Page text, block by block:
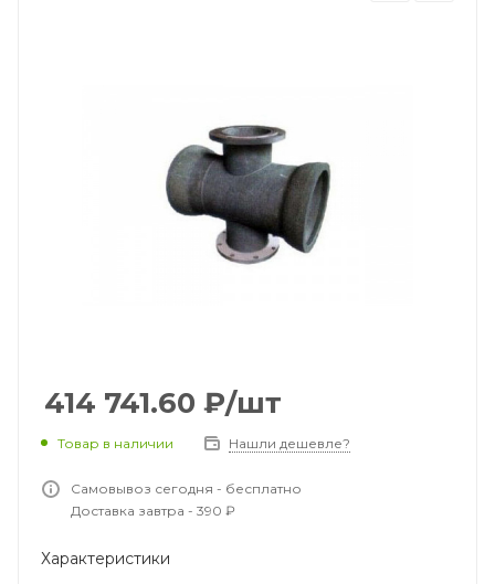
414 741.60 ₽/шт
Товар в наличии Нашли дешевле?
Самовывоз сегодня - бесплатно
Доставка завтра - 390 ₽
Характеристики